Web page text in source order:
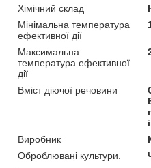
Хімічний склад
Мінімальна температура
ефективної дії
Максимальна
температура ефективної
дії
Вміст діючої речовини
Виробник
Оброблювані культури.